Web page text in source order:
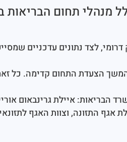
מנהלי תחום הבריאות
לצד נתונים עדכניים
הצעדת התחום קדימה. כל
הבריאות: איילת גרינבאום
אגף התזונה, וצוות האגף